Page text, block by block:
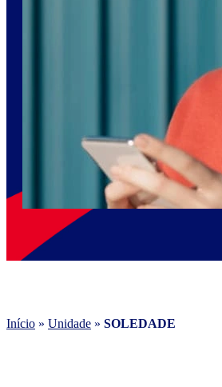
Início » Unidade » SOLEDADE